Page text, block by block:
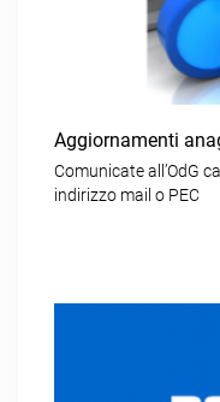
Aggiornamenti
Comunicate all’OdG
indirizzo mail o PEC